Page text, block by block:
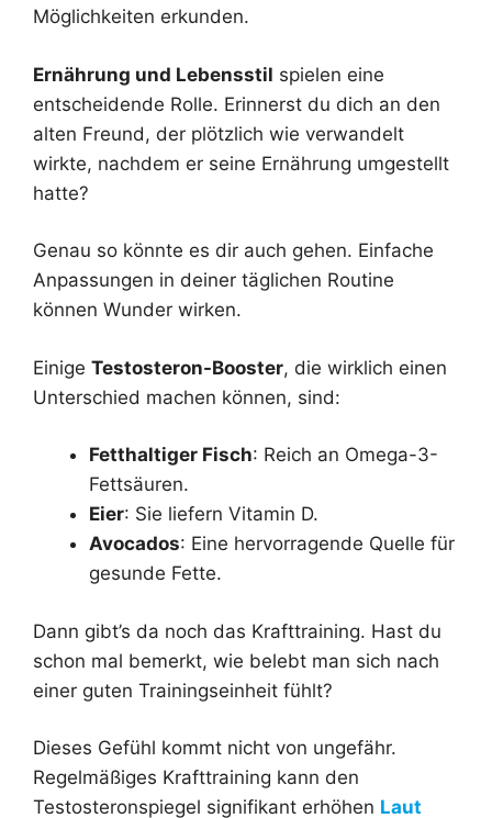
Möglichkeiten erkunden.
Ernährung und Lebensstil spielen eine
entscheidende Rolle. Erinnerst du dich an den
alten Freund, der plötzlich wie verwandelt
wirkte, nachdem er seine Ernährung umgestellt
hatte?
Genau so könnte es dir auch gehen. Einfache
Anpassungen in deiner täglichen Routine
können Wunder wirken.
Einige Testosteron-Booster, die wirklich einen
Unterschied machen können, sind:
Fetthaltiger Fisch: Reich an Omega-3-
Fettsäuren.
Eier: Sie liefern Vitamin D.
Avocados: Eine hervorragende Quelle für
gesunde Fette.
Dann gibt’s da noch das Krafttraining. Hast du
schon mal bemerkt, wie belebt man sich nach
einer guten Trainingseinheit fühlt?
Dieses Gefühl kommt nicht von ungefähr.
Regelmäßiges Krafttraining kann den
Testosteronspiegel signifikant erhöhen Laut